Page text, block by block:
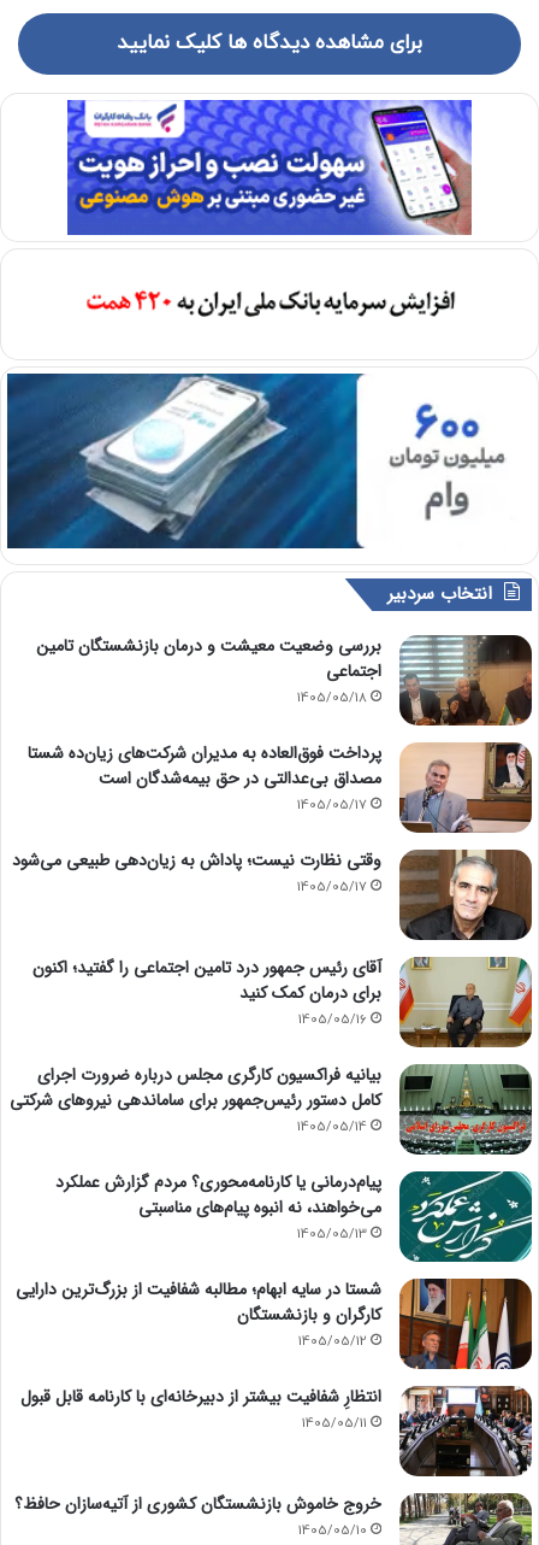
برای مشاهده دیدگاه ها کلیک نمایید
انتخاب سردبیر
بررسی وضعیت معیشت و درمان بازنشستگان تامین
اجتماعی
1405/05/18
پرداخت فوق‌العاده به مدیران شرکت‌های زیان‌ده شستا
مصداق بی‌عدالتی در حق بیمه‌شدگان است
1405/05/17
وقتی نظارت نیست؛ پاداش به زیان‌دهی طبیعی می‌شود
1405/05/17
آقای رئیس جمهور درد تامین اجتماعی را گفتید؛ اکنون
برای درمان کمک کنید
1405/05/16
بیانیه فراکسیون کارگری مجلس درباره ضرورت اجرای
کامل دستور رئیس‌جمهور برای ساماندهی نیروهای شرکتی
1405/05/14
پیام‌درمانی یا کارنامه‌محوری؟ مردم گزارش عملکرد
می‌خواهند، نه انبوه پیام‌های مناسبتی
1405/05/13
شستا در سایه ابهام؛ مطالبه شفافیت از بزرگ‌ترین دارایی
کارگران و بازنشستگان
1405/05/12
انتظارِ شفافیت بیشتر از دبیرخانه‌ای با کارنامه قابل قبول
1405/05/11
خروج خاموش بازنشستگان کشوری از آتیه‌سازان حافظ؟
1405/05/10